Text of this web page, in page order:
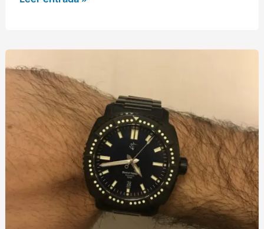
de
los
lectores
(18)